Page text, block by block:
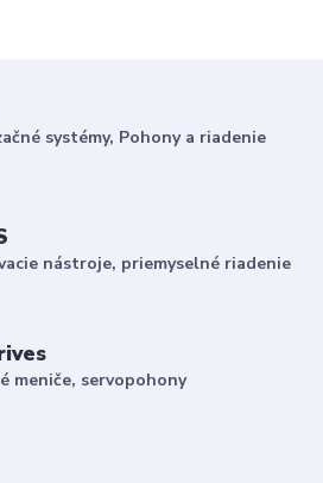
systémy, Pohony a riadenie
nástroje, priemyselné riadenie
meniče, servopohony